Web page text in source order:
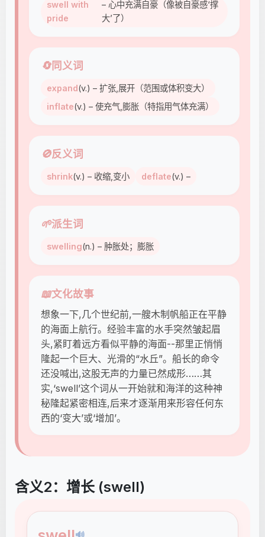
swell with
pride
– 心中充满自豪（像被自豪感‘撑
大’了）
🔄同义词
expand(v.) – 扩张,展开（范围或体积变大）
inflate(v.) – 使充气,膨胀（特指用气体充满）
🚫反义词
shrink(v.) – 收缩,变小 deflate(v.) –
🌱派生词
swelling(n.) – 肿胀处；膨胀
📖文化故事
想象一下,几个世纪前,一艘木制帆船正在平静
的海面上航行。经验丰富的水手突然皱起眉
头,紧盯着远方看似平静的海面--那里正悄悄
隆起一个巨大、光滑的“水丘”。船长的命令
还没喊出,这股无声的力量已然成形……其
实,‘swell’这个词从一开始就和海洋的这种神
秘隆起紧密相连,后来才逐渐用来形容任何东
西的‘变大’或‘增加’。
含义2：增长 (swell)
🔊